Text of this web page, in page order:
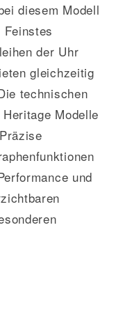
diesem Modell
der Uhr
gleichzeitig
technischen
Modelle
und